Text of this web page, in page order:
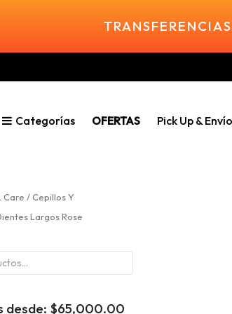
Categorías OFERTAS Pick Up &
Care / Cepillos Y
Largos Rose
desde: $65,000.00